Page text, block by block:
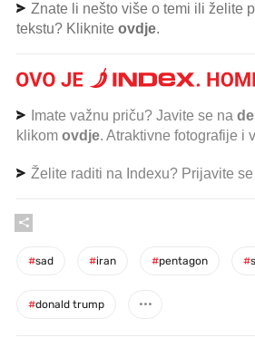
Znate li nešto više o temi ili želite
tekstu? Kliknite ovdje.
Imate važnu priču? Javite se na
klikom ovdje. Atraktivne fotografije i
Želite raditi na Indexu? Prijavite se
#sad #iran #pentagon #
#donald trump